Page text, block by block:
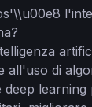
all'uso di
deep learning